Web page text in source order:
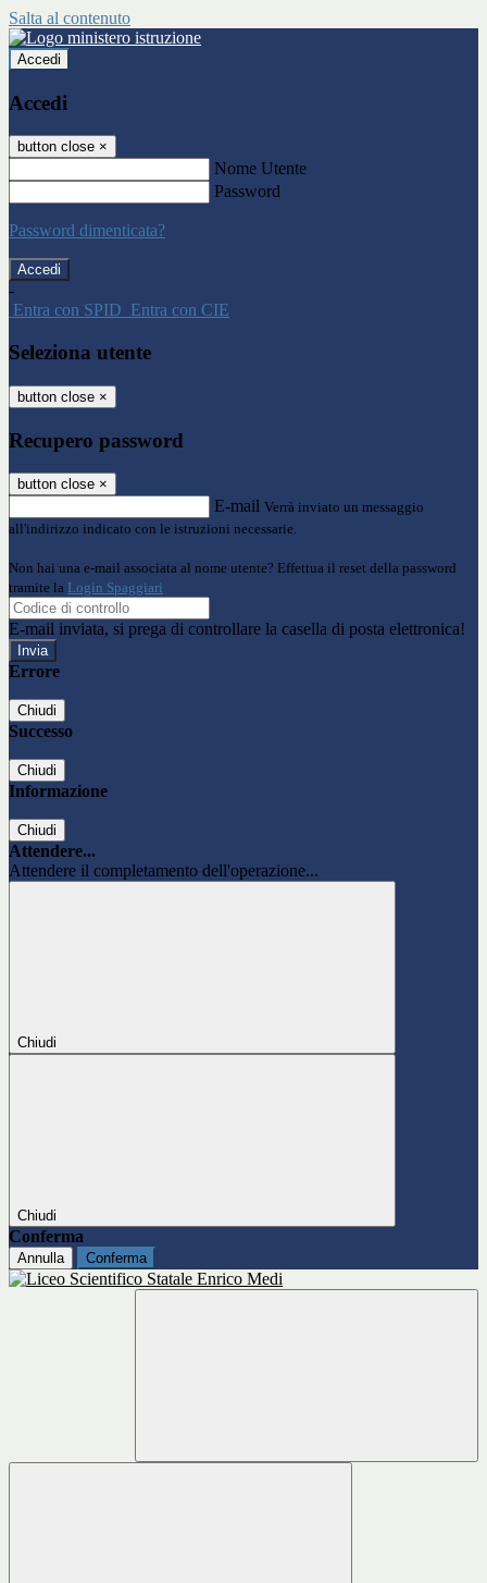
Salta al contenuto
Accedi
Accedi
button close ×
Nome Utente
Password
Password dimenticata?
-
Entra con SPID Entra con CIE
Seleziona utente
button close ×
Recupero password
button close ×
E-mail Verrà inviato un messaggio
all'indirizzo indicato con le istruzioni necessarie.
Non hai una e-mail associata al nome utente? Effettua il reset della password
tramite la Login Spaggiari
E-mail inviata, si prega di controllare la casella di posta elettronica!
Errore
Chiudi
Successo
Chiudi
Informazione
Chiudi
Attendere...
Attendere il completamento dell'operazione...
Chiudi
Chiudi
Conferma
Annulla Conferma